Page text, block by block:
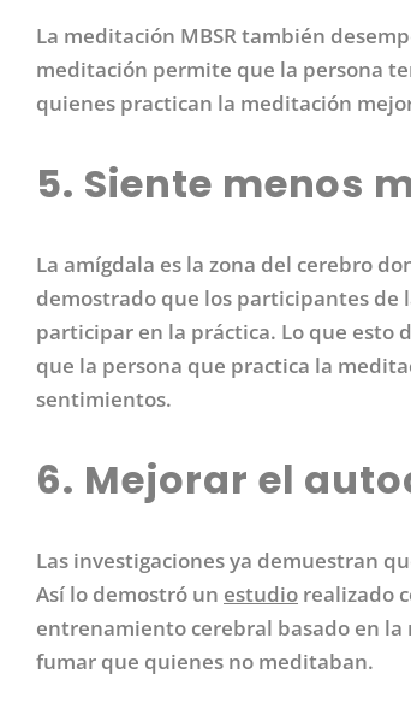
La meditación MBSR también
meditación permite que la persona
quienes practican la meditación
5. Siente menos
La amígdala es la zona del cerebro
demostrado que los participantes de
participar en la práctica. Lo que esto
que la persona que practica la
sentimientos.
6. Mejorar el
Las investigaciones ya demuestran
Así lo demostró un estudio realizado
entrenamiento cerebral basado en
fumar que quienes no meditaban.